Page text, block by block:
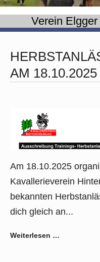
Verein
AM 18.10.2025
Am 18.10.2025
Kavallerieverein
bekannten
dich gleich an...
Weiterlesen …